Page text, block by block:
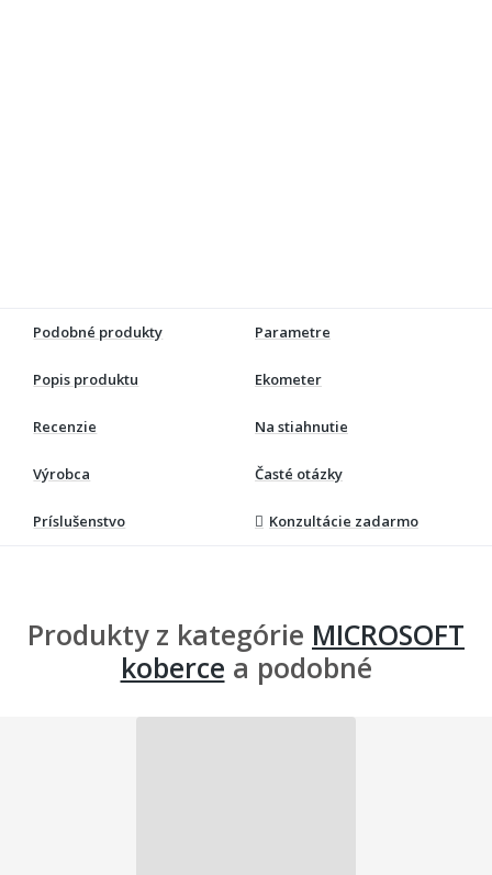
Podobné produkty Parametre
Popis produktu Ekometer
Recenzie Na stiahnutie
Výrobca Časté otázky
Príslušenstvo Konzultácie zadarmo
Produkty z kategórie MICROSOFT
koberce a podobné